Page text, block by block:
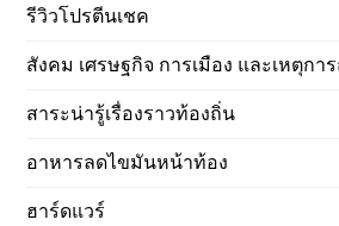
รีวิวโปรตีนเชค
สังคม เศรษฐกิจ การเมือง และเหตุก
สาระน่ารู้เรื่องราวท้องถิ่น
อาหารลดไขมันหน้าท้อง
ฮาร์ดแวร์